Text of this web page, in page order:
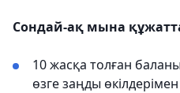
Сондай-ақ мына
10 жасқа толған
өзге заңды өкілдерімен